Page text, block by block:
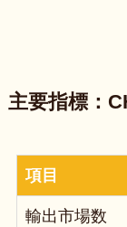
主要指標：
項目
輸出市場数